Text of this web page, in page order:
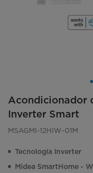
Acondicionador
Inverter Smart
MSAGMI-12HIW-01M
Tecnología Inverter
Midea SmartHome -